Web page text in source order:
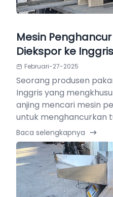
Mesin
Diekspor ke Inggris
Februari-27-2025
Seorang produsen
Inggris yang
anjing mencari mesin
untuk menghancurkan
Baca selengkapnya